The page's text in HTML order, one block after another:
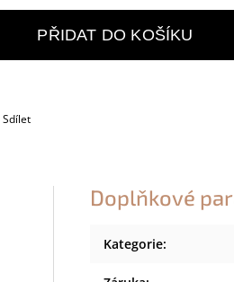
PŘIDAT DO KOŠÍKU
Sdílet
Doplňkové
Kategorie: